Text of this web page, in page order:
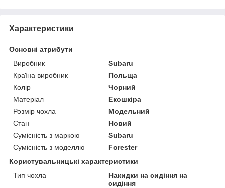
Характеристики
Основні атрибути
Виробник
Subaru
Країна виробник
Польща
Колір
Чорний
Матеріал
Екошкіра
Розмір чохла
Модельний
Стан
Новий
Сумісність з маркою
Subaru
Сумісність з моделлю
Forester
Користувальницькі характеристики
Тип чохла
Накидки на сидіння на
сидіння